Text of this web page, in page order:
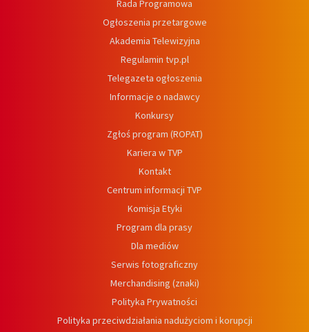
Rada Programowa
Ogłoszenia przetargowe
Akademia Telewizyjna
Regulamin tvp.pl
Telegazeta ogłoszenia
Informacje o nadawcy
Konkursy
Zgłoś program (ROPAT)
Kariera w TVP
Kontakt
Centrum informacji TVP
Komisja Etyki
Program dla prasy
Dla mediów
Serwis fotograficzny
Merchandising (znaki)
Polityka Prywatności
Polityka przeciwdziałania nadużyciom i korupcji